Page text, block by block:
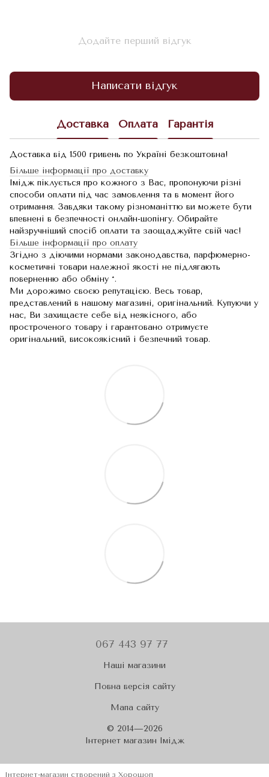
Додайте перший відгук
Написати відгук
Доставка Оплата Гарантія
Доставка від 1500 гривень по Україні безкоштовна!
Більше інформації про доставку
Імідж піклується про кожного з Вас, пропонуючи різні
способи оплати під час замовлення та в момент його
отримання. Завдяки такому різноманіттю ви можете бути
впевнені в безпечності онлайн-шопінгу. Обирайте
найзручніший спосіб оплати та заощаджуйте свій час!
Більше інформації про оплату
Згідно з діючими нормами законодавства, парфюмерно-
косметичні товари належної якості не підлягають
поверненню або обміну *.
Ми дорожимо своєю репутацією. Весь товар,
представлений в нашому магазині, оригінальний. Купуючи у
нас, Ви захищаєте себе від неякісного, або
простроченого товару і гарантовано отримуєте
оригінальний, високоякісний і безпечний товар.
067 443 97 77
Наші магазини
Повна версія сайту
Мапа сайту
© 2014—2026
Iнтернет магазин Імідж
Інтернет-магазин створений з Хорошоп